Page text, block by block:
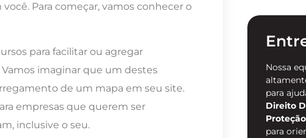
Para começar, vamos conhecer o
para facilitar ou agregar
imaginar que um destes
de um mapa em seu site.
empresas que querem ser
inclusive o seu.
Nossa
para
Direito
para